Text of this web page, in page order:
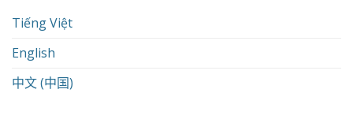
Tiếng Việt
English
中文 (中国)